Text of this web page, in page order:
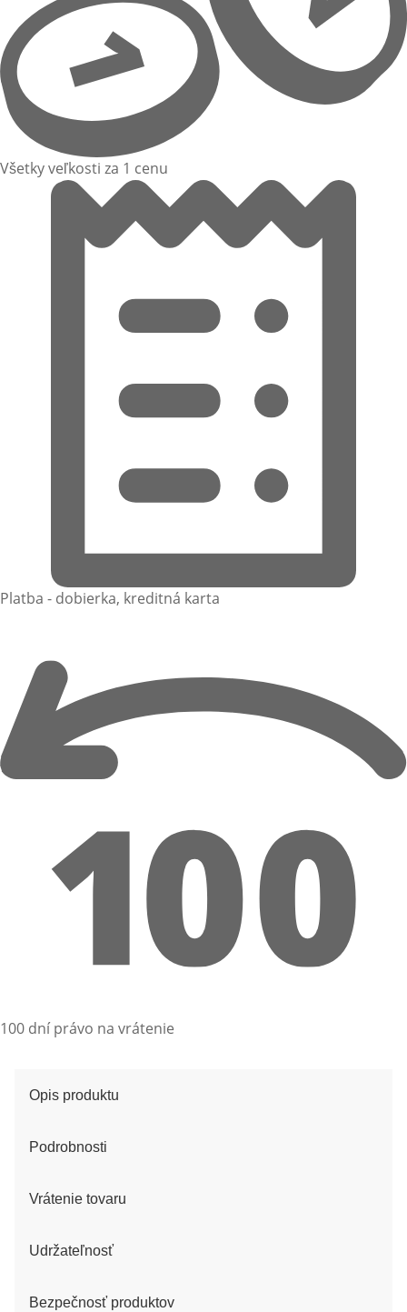
Všetky veľkosti za 1 cenu
Platba - dobierka, kreditná karta
100 dní právo na vrátenie
Opis produktu
Podrobnosti
Vrátenie tovaru
Udržateľnosť
Bezpečnosť produktov